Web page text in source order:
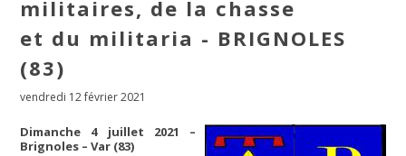
militaires, de la chasse
et du militaria - BRIGNOLES
(83)
vendredi 12 février 2021
Dimanche 4 juillet 2021 –
Brignoles – Var (83)